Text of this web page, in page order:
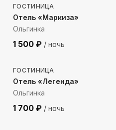
ГОСТИНИЦА
Отель «Маркиза»
Ольгинка
1 500 ₽ / ночь
396 м до моря
ГОСТИНИЦА
Отель «Легенда»
Ольгинка
1 700 ₽ / ночь
811м до моря